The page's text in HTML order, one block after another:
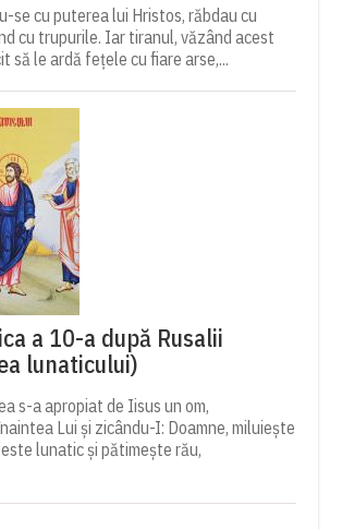
se cu puterea lui Hristos, răbdau cu
cu trupurile. Iar tiranul, văzând acest
să le ardă fețele cu fiare arse,...
a 10-a după Rusalii
lunaticului)
s-a apropiat de Iisus un om,
Lui și zicându-I: Doamne, miluiește
lunatic și pătimește rău,